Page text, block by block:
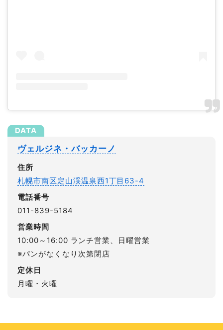
ヴェルジネ・バッカーノ
住所
札幌市南区定山渓温泉西1丁目63-4
電話番号
011-839-5184
営業時間
10:00～16:00 ランチ営業、日曜営業
※パンがなくなり次第閉店
定休日
月曜・火曜